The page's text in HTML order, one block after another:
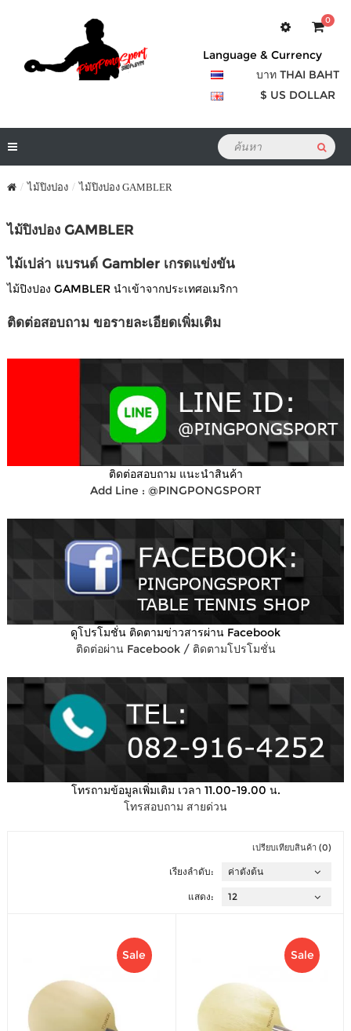
0
Language & Currency
บาท THAI BAHT
$ US DOLLAR
ไม้ปิงปอง ไม้ปิงปอง GAMBLER
ไม้ปิงปอง GAMBLER
ไม้เปล่า แบรนด์ Gambler เกรดแข่งขัน
ไม้ปิงปอง GAMBLER นำเข้าจากประเทศอเมริกา
ติดต่อสอบถาม ขอรายละเอียดเพิ่มเติม
ติดต่อสอบถาม แนะนำสินค้า
Add Line : @PINGPONGSPORT
ดูโปรโมชั่น ติดตามข่าวสารผ่าน Facebook
ติดต่อผ่าน Facebook / ติดตามโปรโมชั่น
โทรถามข้อมูลเพิ่มเติม เวลา 11.00-19.00 น.
โทรสอบถาม สายด่วน
เปรียบเทียบสินค้า (0)
เรียงลำดับ:
แสดง:
Sale Sale